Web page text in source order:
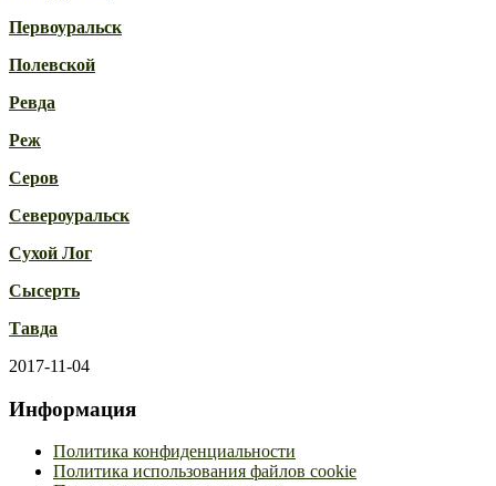
Первоуральск
Полевской
Ревда
Реж
Серов
Североуральск
Сухой Лог
Сысерть
Тавда
2017-11-04
Информация
Политика конфиденциальности
Политика использования файлов cookie